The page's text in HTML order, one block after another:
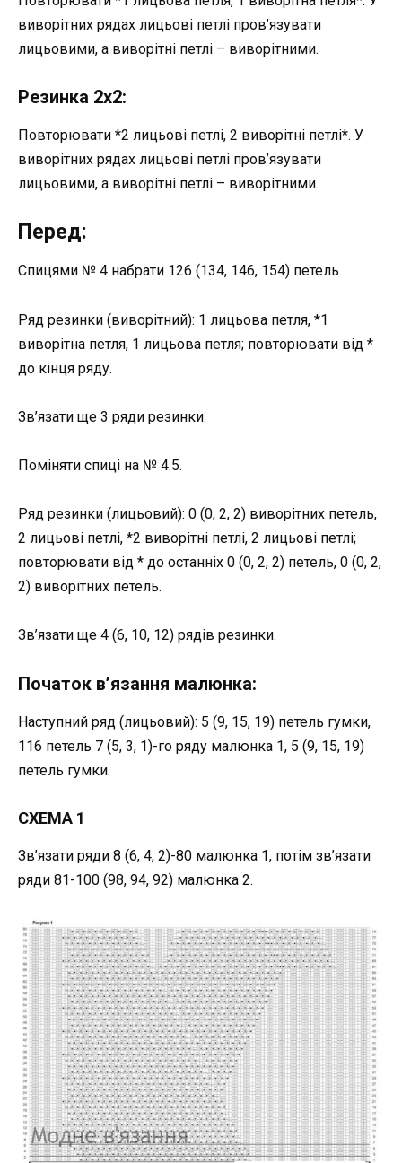
виворітних рядах лицьові петлі пров’язувати
лицьовими, а виворітні петлі – виворітними.
Резинка 2х2:
Повторювати *2 лицьові петлі, 2 виворітні петлі*. У
виворітних рядах лицьові петлі пров’язувати
лицьовими, а виворітні петлі – виворітними.
Перед:
Спицями № 4 набрати 126 (134, 146, 154) петель.
Ряд резинки (виворітний): 1 лицьова петля, *1
виворітна петля, 1 лицьова петля; повторювати від *
до кінця ряду.
Зв’язати ще 3 ряди резинки.
Поміняти спиці на № 4.5.
Ряд резинки (лицьовий): 0 (0, 2, 2) виворітних петель,
2 лицьові петлі, *2 виворітні петлі, 2 лицьові петлі;
повторювати від * до останніх 0 (0, 2, 2) петель, 0 (0, 2,
2) виворітних петель.
Зв’язати ще 4 (6, 10, 12) рядів резинки.
Початок в’язання малюнка:
Наступний ряд (лицьовий): 5 (9, 15, 19) петель гумки,
116 петель 7 (5, 3, 1)-го ряду малюнка 1, 5 (9, 15, 19)
петель гумки.
СХЕМА 1
Зв’язати ряди 8 (6, 4, 2)-80 малюнка 1, потім зв’язати
ряди 81-100 (98, 94, 92) малюнка 2.